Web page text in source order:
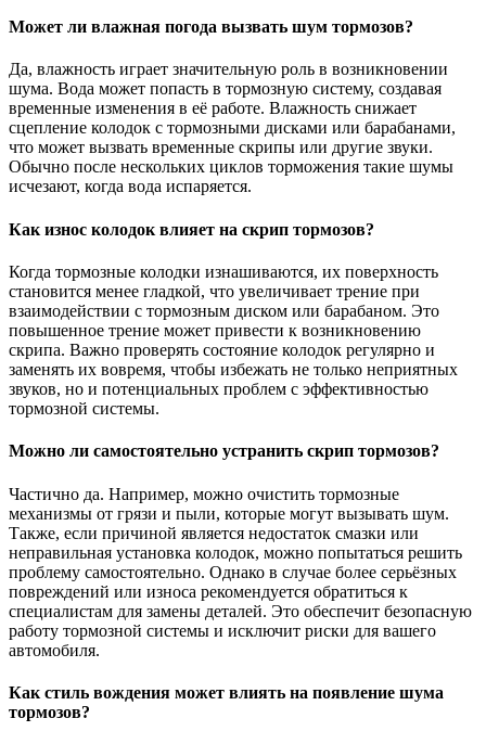
Может ли влажная погода вызвать шум тормозов?
Да, влажность играет значительную роль в возникновении
шума. Вода может попасть в тормозную систему, создавая
временные изменения в её работе. Влажность снижает
сцепление колодок с тормозными дисками или барабанами,
что может вызвать временные скрипы или другие звуки.
Обычно после нескольких циклов торможения такие шумы
исчезают, когда вода испаряется.
Как износ колодок влияет на скрип тормозов?
Когда тормозные колодки изнашиваются, их поверхность
становится менее гладкой, что увеличивает трение при
взаимодействии с тормозным диском или барабаном. Это
повышенное трение может привести к возникновению
скрипа. Важно проверять состояние колодок регулярно и
заменять их вовремя, чтобы избежать не только неприятных
звуков, но и потенциальных проблем с эффективностью
тормозной системы.
Можно ли самостоятельно устранить скрип тормозов?
Частично да. Например, можно очистить тормозные
механизмы от грязи и пыли, которые могут вызывать шум.
Также, если причиной является недостаток смазки или
неправильная установка колодок, можно попытаться решить
проблему самостоятельно. Однако в случае более серьёзных
повреждений или износа рекомендуется обратиться к
специалистам для замены деталей. Это обеспечит безопасную
работу тормозной системы и исключит риски для вашего
автомобиля.
Как стиль вождения может влиять на появление шума
тормозов?